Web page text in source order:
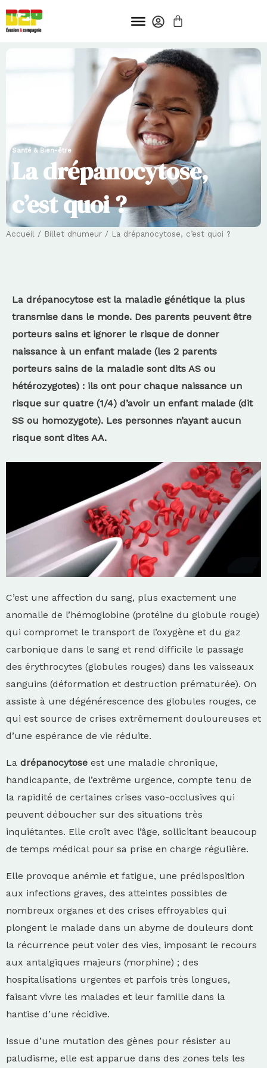
Aller
au
Santé & Bien-être
La drépanocytose,
c’est quoi ?
Accueil / Billet dhumeur / La drépanocytose, c’est quoi ?
La drépanocytose est la maladie génétique la plus
transmise dans le monde. Des parents peuvent être
porteurs sains et ignorer le risque de donner
naissance à un enfant malade (les 2 parents
porteurs sains de la maladie sont dits AS ou
hétérozygotes) : ils ont pour chaque naissance un
risque sur quatre (1/4) d’avoir un enfant malade (dit
SS ou homozygote). Les personnes n’ayant aucun
risque sont dites AA.
C’est une affection du sang, plus exactement une
anomalie de l’hémoglobine (protéine du globule rouge)
qui compromet le transport de l’oxygène et du gaz
carbonique dans le sang et rend difficile le passage
des érythrocytes (globules rouges) dans les vaisseaux
sanguins (déformation et destruction prématurée). On
assiste à une dégénérescence des globules rouges, ce
qui est source de crises extrêmement douloureuses et
d’une espérance de vie réduite.
La drépanocytose est une maladie chronique,
handicapante, de l’extrême urgence, compte tenu de
la rapidité de certaines crises vaso-occlusives qui
peuvent déboucher sur des situations très
inquiétantes. Elle croît avec l’âge, sollicitant beaucoup
de temps médical pour sa prise en charge régulière.
Elle provoque anémie et fatigue, une prédisposition
aux infections graves, des atteintes possibles de
nombreux organes et des crises effroyables qui
plongent le malade dans un abyme de douleurs dont
la récurrence peut voler des vies, imposant le recours
aux antalgiques majeurs (morphine) ; des
hospitalisations urgentes et parfois très longues,
faisant vivre les malades et leur famille dans la
hantise d’une récidive.
Issue d’une mutation des gènes pour résister au
paludisme, elle est apparue dans des zones tels les